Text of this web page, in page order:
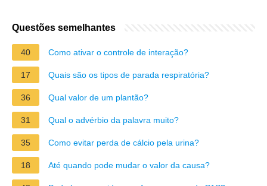
Questões semelhantes
40 Como ativar o controle de interação?
17 Quais são os tipos de parada respiratória?
36 Qual valor de um plantão?
31 Qual o advérbio da palavra muito?
35 Como evitar perda de cálcio pela urina?
18 Até quando pode mudar o valor da causa?